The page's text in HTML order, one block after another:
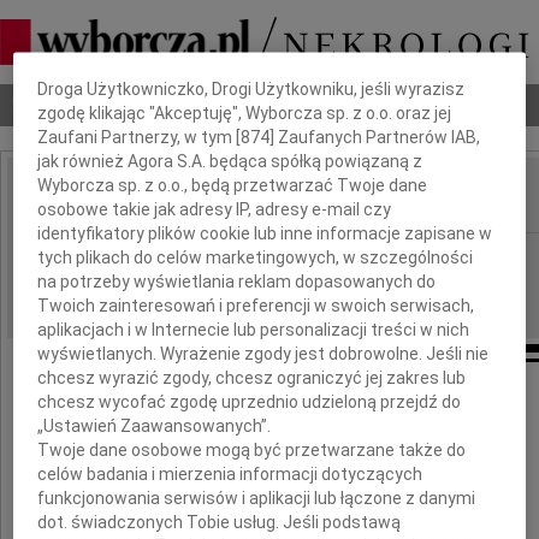
Nekrologi Odeszli Poradnik pogrzebowy
IMIĘ I NAZWISKO:
REGION: Bydgoszcz
DATA EMISJI: 05.03.2011
Szanownemu Panu
Wojciechowi Koneckiemu
Dbamy o Twoją prywatność
Droga Użytkowniczko, Drogi Użytkowniku, jeśli wyrazisz
zgodę klikając "Akceptuję", Wyborcza sp. z o.o. oraz jej
Zaufani Partnerzy, w tym [874 ] Zaufanych Partnerów IAB,
jak również Agora S.A. będąca spółką powiązaną z
Wyborcza sp. z o.o., będą przetwarzać Twoje dane
osobowe takie jak adresy IP, adresy e-mail czy
identyfikatory plików cookie lub inne informacje zapisane w
tych plikach do celów marketingowych, w szczególności
na potrzeby wyświetlania reklam dopasowanych do
Twoich zainteresowań i preferencji w swoich serwisach,
aplikacjach i w Internecie lub personalizacji treści w nich
wyświetlanych. Wyrażenie zgody jest dobrowolne. Jeśli nie
chcesz wyrazić zgody, chcesz ograniczyć jej zakres lub
chcesz wycofać zgodę uprzednio udzieloną przejdź do
„Ustawień Zaawansowanych”.
Twoje dane osobowe mogą być przetwarzane także do
celów badania i mierzenia informacji dotyczących
funkcjonowania serwisów i aplikacji lub łączone z danymi
dot. świadczonych Tobie usług. Jeśli podstawą